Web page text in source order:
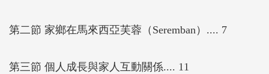
第二節 家鄉在馬來西亞芙蓉（Seremban）.... 7
第三節 個人成長與家人互動關係.... 11